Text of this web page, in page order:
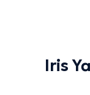
Iris